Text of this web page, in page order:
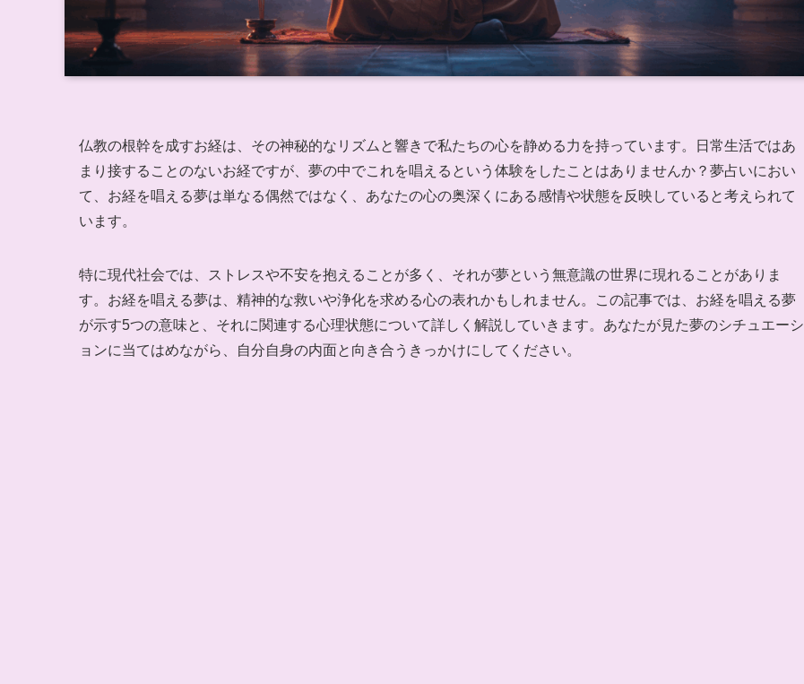
仏教の根幹を成すお経は、その神秘的なリズムと響きで私たちの心を静める力を持っています。日常生活ではあ
まり接することのないお経ですが、夢の中でこれを唱えるという体験をしたことはありませんか？夢占いにおい
て、お経を唱える夢は単なる偶然ではなく、あなたの心の奥深くにある感情や状態を反映していると考えられて
います。
特に現代社会では、ストレスや不安を抱えることが多く、それが夢という無意識の世界に現れることがありま
す。お経を唱える夢は、精神的な救いや浄化を求める心の表れかもしれません。この記事では、お経を唱える夢
が示す5つの意味と、それに関連する心理状態について詳しく解説していきます。あなたが見た夢のシチュエーシ
ョンに当てはめながら、自分自身の内面と向き合うきっかけにしてください。